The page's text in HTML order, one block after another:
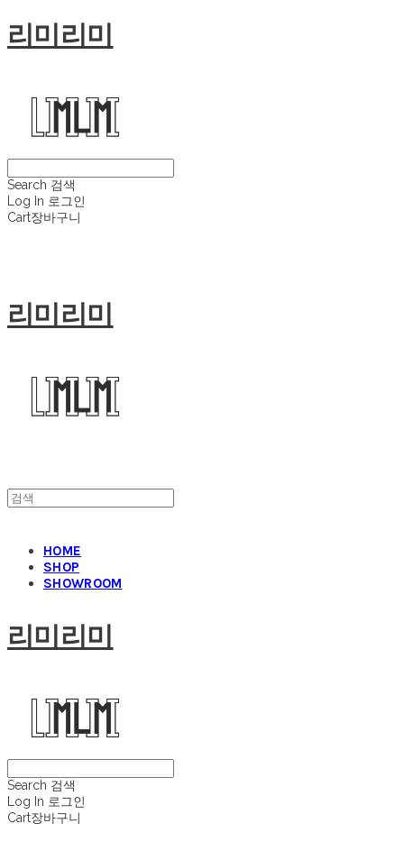
리미리미
Search 검색
Log In 로그인
Cart장바구니
리미리미
HOME
SHOP
SHOWROOM
리미리미
Search 검색
Log In 로그인
Cart장바구니